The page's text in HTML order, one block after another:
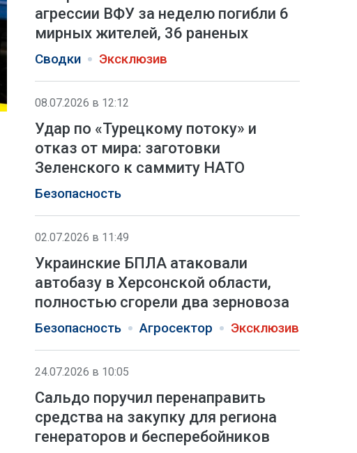
агрессии ВФУ за неделю погибли 6
мирных жителей, 36 раненых
Сводки Эксклюзив
08.07.2026 в 12:12
Удар по «Турецкому потоку» и
отказ от мира: заготовки
Зеленского к саммиту НАТО
Безопасность
02.07.2026 в 11:49
Украинские БПЛА атаковали
автобазу в Херсонской области,
полностью сгорели два зерновоза
Безопасность Агросектор Эксклюзив
24.07.2026 в 10:05
Сальдо поручил перенаправить
средства на закупку для региона
генераторов и бесперебойников